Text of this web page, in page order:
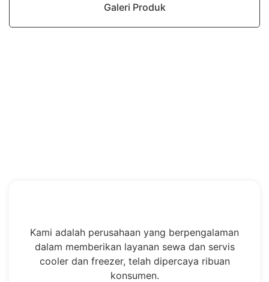
Galeri Produk
Kami adalah perusahaan yang berpengalaman
dalam memberikan layanan sewa dan servis
cooler dan freezer, telah dipercaya ribuan
konsumen.